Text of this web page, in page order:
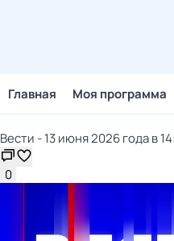
Главная Моя программа
Вести - 13 июня 2026 года в
0